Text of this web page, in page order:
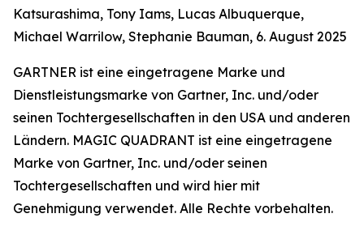
Katsurashima, Tony Iams, Lucas Albuquerque,
Michael Warrilow, Stephanie Bauman, 6. August 2025
GARTNER ist eine eingetragene Marke und
Dienstleistungsmarke von Gartner, Inc. und/oder
seinen Tochtergesellschaften in den USA und anderen
Ländern. MAGIC QUADRANT ist eine eingetragene
Marke von Gartner, Inc. und/oder seinen
Tochtergesellschaften und wird hier mit
Genehmigung verwendet. Alle Rechte vorbehalten.